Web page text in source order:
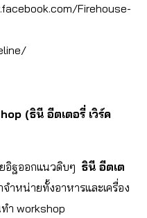
Firehouse-
(ธินี อีตเตอรี่ เวิร์ค
อิฐออกแนวดิบๆ ธินี อีตเต
ำหน่ายทั้งอาหารและเครื่อง
ำ workshop